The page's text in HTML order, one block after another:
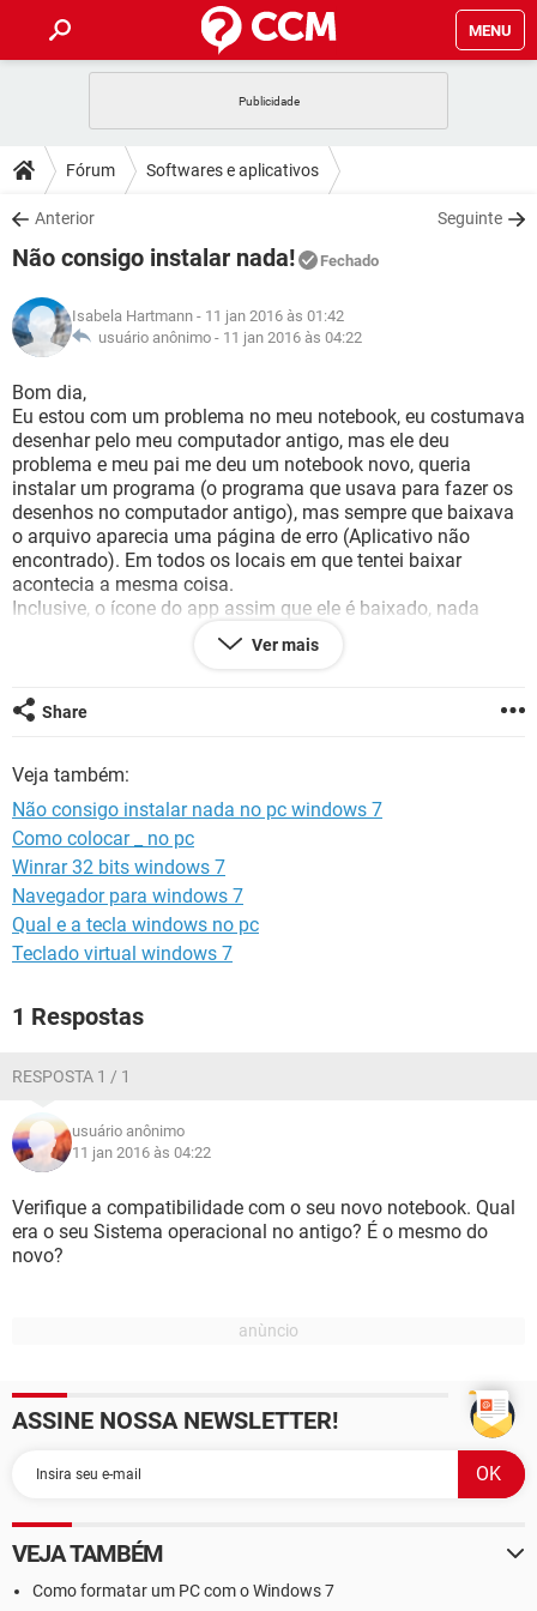
MENU
CELULAR FACEBOOK
OUTLOOK
INSTAGRAM GMAIL
GUIA DE COMPRAS
DICAS
JOGOS WHATSAPP
INSTAGRAM GMAIL
GUIA DE COMPRAS
DOWNLOADS
JOGOS WHATSAPP
CELULAR
OUTLOOK EXCEL
INSTAGRAM
GUIA DE COMPRAS
JOGOS WHATSAPP
CELULAR
OUTLOOK
INSTAGRAM GMAIL
GUIA DE COMPRAS
GLOSSÁRIO
JOGOS
CELULAR FACEBOOK
OUTLOOK EXCEL
INSTAGRAM GMAIL
GUIA DE COMPRAS
Fórum Softwares e aplicativos
Anterior Seguinte
Não consigo instalar nada! Fechado
Isabela Hartmann - 11 jan 2016 às 01:42
usuário anônimo - 11 jan 2016 às 04:22
Bom dia,
Eu estou com um problema no meu notebook, eu costumava
desenhar pelo meu computador antigo, mas ele deu
problema e meu pai me deu um notebook novo, queria
instalar um programa (o programa que usava para fazer os
desenhos no computador antigo), mas sempre que baixava
o arquivo aparecia uma página de erro (Aplicativo não
encontrado). Em todos os locais em que tentei baixar
acontecia a mesma coisa.
Inclusive, o ícone do app assim que ele é baixado, nada
mais é do que uma folha em branco.
O que eu faço para resolver isso?
Ver mais
Share
Veja também:
Não consigo instalar nada no pc windows 7
Como colocar _ no pc
Winrar 32 bits windows 7
Navegador para windows 7
Qual e a tecla windows no pc
Teclado virtual windows 7
1 Respostas
RESPOSTA 1 / 1
usuário anônimo
11 jan 2016 às 04:22
Verifique a compatibilidade com o seu novo notebook. Qual
era o seu Sistema operacional no antigo? É o mesmo do
novo?
ASSINE NOSSA NEWSLETTER!
VEJA TAMBÉM
Como formatar um PC com o Windows 7